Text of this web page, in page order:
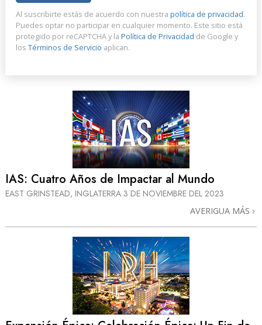
Al suscribirte estás de acuerdo con nuestra política de privacidad.
Puedes optar no participar en cualquier momento. Este sitio está
protegido por reCAPTCHA y la Política de Privacidad de Google y
los Términos de Servicio aplican.
IAS: Cuatro Años de Impactar al Mundo
EAST GRINSTEAD, INGLATERRA 3 DE NOVIEMBRE DEL 2023
AVERIGUA MÁS